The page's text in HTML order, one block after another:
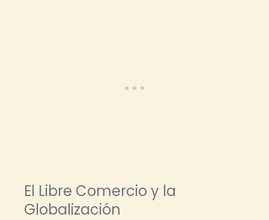
El Libre Comercio y la
Globalización